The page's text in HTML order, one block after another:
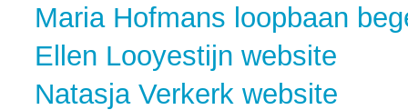
Maria Hofmans loopbaan
Ellen Looyestijn website
Natasja Verkerk website